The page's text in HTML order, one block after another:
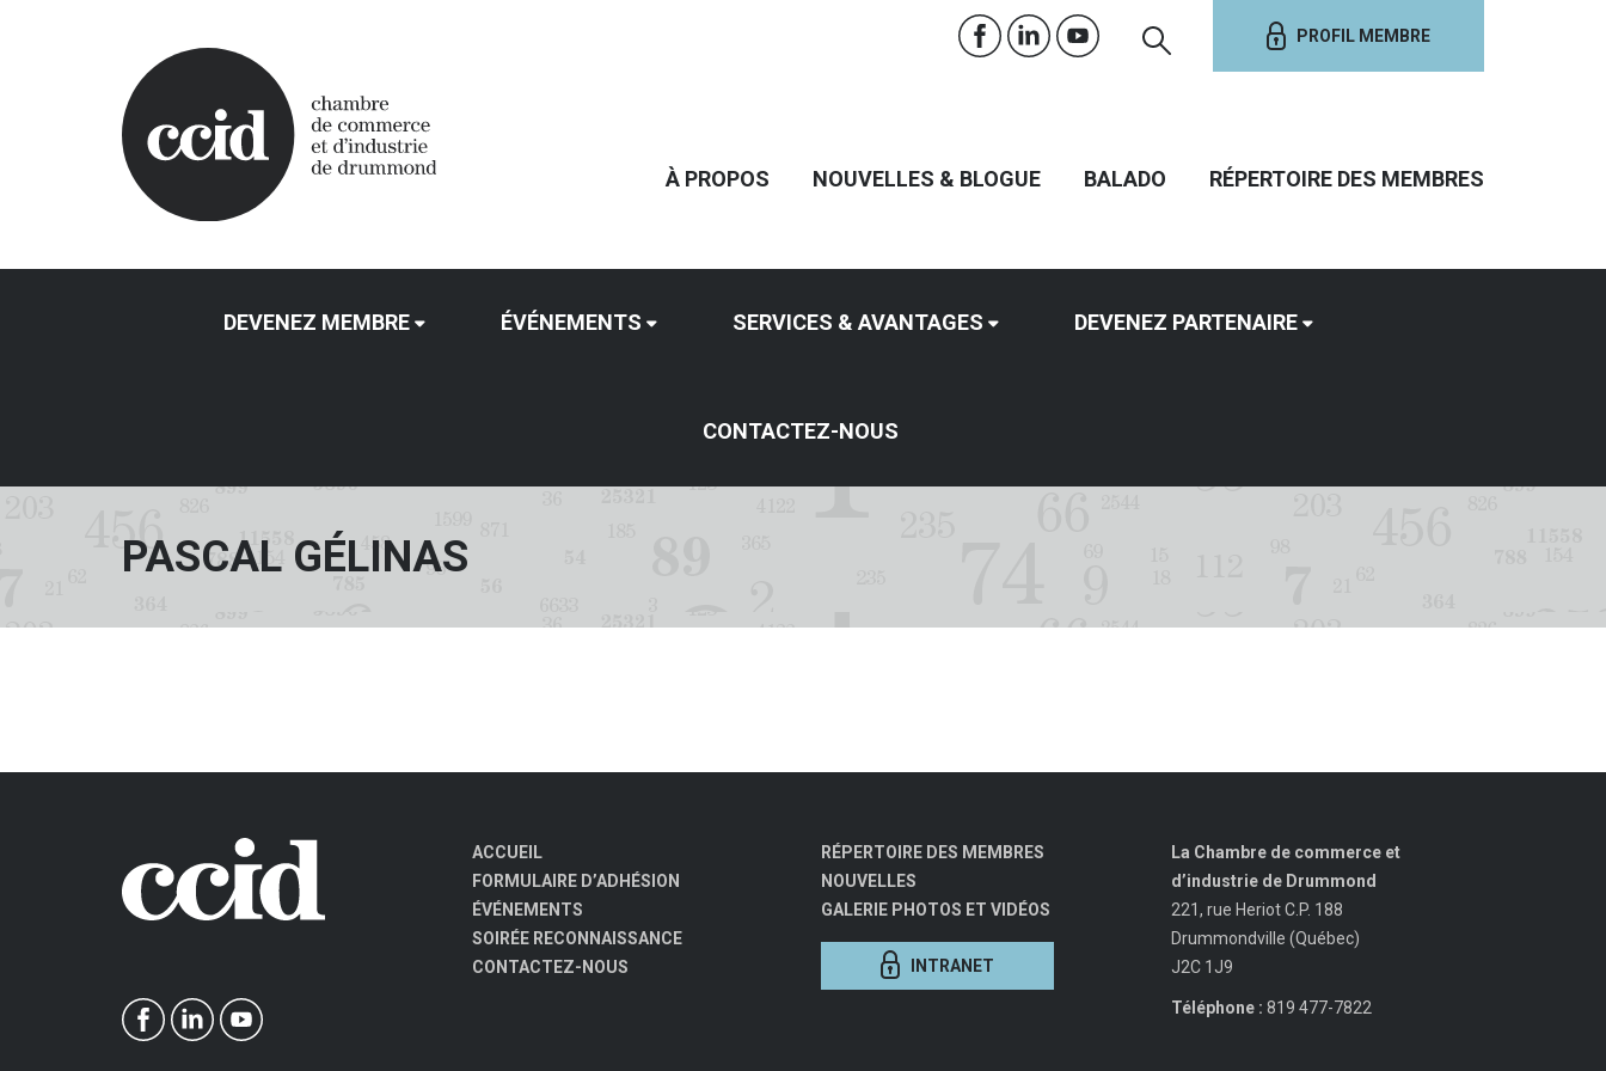
PROFIL MEMBRE
À PROPOS NOUVELLES & BLOGUE BALADO RÉPERTOIRE DES MEMBRES
DEVENEZ MEMBRE ÉVÉNEMENTS SERVICES & AVANTAGES DEVENEZ PARTENAIRE
CONTACTEZ-NOUS
PASCAL GÉLINAS
ACCUEIL
FORMULAIRE D’ADHÉSION
ÉVÉNEMENTS
SOIRÉE RECONNAISSANCE
CONTACTEZ-NOUS
RÉPERTOIRE DES MEMBRES
NOUVELLES
GALERIE PHOTOS ET VIDÉOS
INTRANET
La Chambre de commerce et
d’industrie de Drummond
221, rue Heriot C.P. 188
Drummondville (Québec)
J2C 1J9
Téléphone : 819 477-7822